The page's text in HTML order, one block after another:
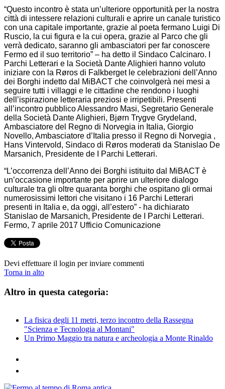
“Questo incontro è stata un’ulteriore opportunità per la nostra
città di intessere relazioni culturali e aprire un canale turistico
con una capitale importante, grazie al poeta fermano Luigi Di
Ruscio, la cui figura e la cui opera, grazie al Parco che gli
verrà dedicato, saranno gli ambasciatori per far conoscere
Fermo ed il suo territorio” – ha detto il Sindaco Calcinaro. I
Parchi Letterari e la Società Dante Alighieri hanno voluto
iniziare con la Røros di Falkberget le celebrazioni dell’Anno
dei Borghi indetto dal MiBACT che coinvolgerà nei mesi a
seguire tutti i villaggi e le cittadine che rendono i luoghi
dell’ispirazione letteraria preziosi e irripetibili. Presenti
all’incontro pubblico Alessandro Masi, Segretario Generale
della Società Dante Alighieri, Bjørn Trygve Grydeland,
Ambasciatore del Regno di Norvegia in Italia, Giorgio
Novello, Ambasciatore d’Italia presso il Regno di Norvegia ,
Hans Vintervold, Sindaco di Røros moderati da Stanislao De
Marsanich, Presidente de I Parchi Letterari.
“L’occorrenza dell’Anno dei Borghi istituito dal MiBACT è
un’occasione importante per aprire un ulteriore dialogo
culturale tra gli oltre quaranta borghi che ospitano gli ormai
numerosissimi lettori che visitano i 16 Parchi Letterari
presenti in Italia e, da oggi, all’estero” - ha dichiarato
Stanislao de Marsanich, Presidente de I Parchi Letterari.
Fermo, 7 aprile 2017 Ufficio Comunicazione
Devi effettuare il login per inviare commenti
Torna in alto
Altro in questa categoria:
La fisica degli 11 metri, terzo incontro della Rassegna
"Scienza e Tecnologia al Montani"
Un Primo Maggio tra natura e archeologia a Monte Rinaldo